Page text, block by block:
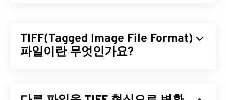
TIFF(Tagged Image File Format)
파일이란 무엇인가요?